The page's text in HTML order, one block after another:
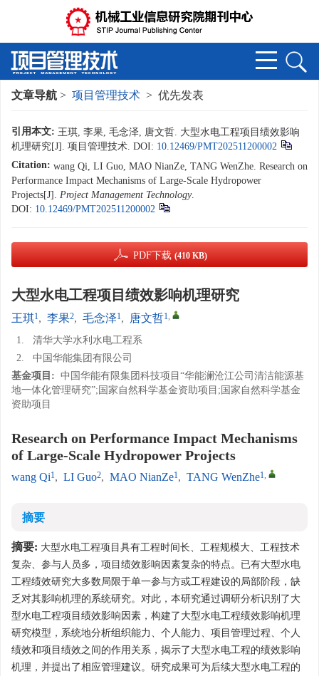
文章导航 > 项目管理技术 > 优先发表
引用本文: 王琪, 李果, 毛念泽, 唐文哲. 大型水电工程项目绩效影响
机理研究[J]. 项目管理技术. DOI: 10.12469/PMT202511200002
Citation: wang Qi, LI Guo, MAO NianZe, TANG WenZhe. Research on
Performance Impact Mechanisms of Large-Scale Hydropower
Projects[J]. Project Management Technology.
DOI: 10.12469/PMT202511200002
PDF下载 (410 KB)
大型水电工程项目绩效影响机理研究
王琪1, 李果2, 毛念泽1, 唐文哲1,
1.
清华大学水利水电工程系
2.
中国华能集团有限公司
基金项目: 中国华能有限集团科技项目“华能澜沧江公司清洁能源基
地一体化管理研究”;国家自然科学基金资助项目;国家自然科学基金
资助项目
Research on Performance Impact Mechanisms
of Large-Scale Hydropower Projects
wang Qi1, LI Guo2, MAO NianZe1, TANG WenZhe1,
摘要
摘要: 大型水电工程项目具有工程时间长、工程规模大、工程技术
复杂、参与人员多，项目绩效影响因素复杂的特点。已有大型水电
工程绩效研究大多数局限于单一参与方或工程建设的局部阶段，缺
乏对其影响机理的系统研究。对此，本研究通过调研分析识别了大
型水电工程项目绩效影响因素，构建了大型水电工程绩效影响机理
研究模型，系统地分析组织能力、个人能力、项目管理过程、个人
绩效和项目绩效之间的作用关系，揭示了大型水电工程的绩效影响
机理，并提出了相应管理建议。研究成果可为后续大型水电工程的